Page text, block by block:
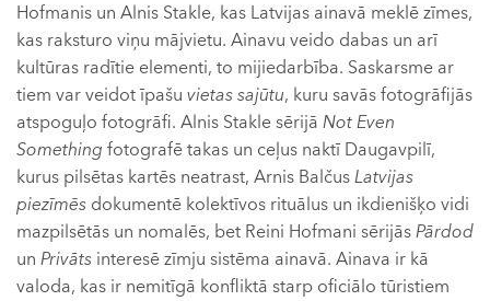
Hofmanis un Alnis Stakle, kas Latvijas ainavā meklē zīmes,
kas raksturo viņu mājvietu. Ainavu veido dabas un arī
kultūras radītie elementi, to mijiedarbība. Saskarsme ar
tiem var veidot īpašu vietas sajūtu, kuru savās fotogrāfijās
atspoguļo fotogrāfi. Alnis Stakle sērijā Not Even
Something fotografē takas un ceļus naktī Daugavpilī,
kurus pilsētas kartēs neatrast, Arnis BalčusLatvijas
piezīmēs dokumentē kolektīvos rituālus un ikdienišķo vidi
mazpilsētās un nomalēs, bet Reini Hofmani sērijāsPārdod
un Privāts interesē zīmju sistēma ainavā. Ainava ir kā
valoda, kas ir nemitīgā konfliktā starp oficiālo tūristiem